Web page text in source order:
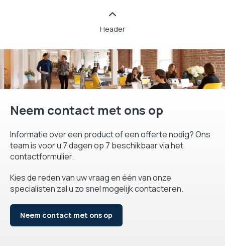
Header
Neem contact met ons op
Informatie over een product of een offerte nodig? Ons
team is voor u 7 dagen op 7 beschikbaar via het
contactformulier.
Kies de reden van uw vraag en één van onze
specialisten zal u zo snel mogelijk contacteren.
Neem contact met ons op